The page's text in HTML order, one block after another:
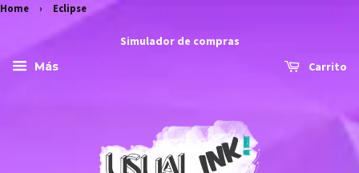
Home › Eclipse
Simulador de compras
Más
Carrito